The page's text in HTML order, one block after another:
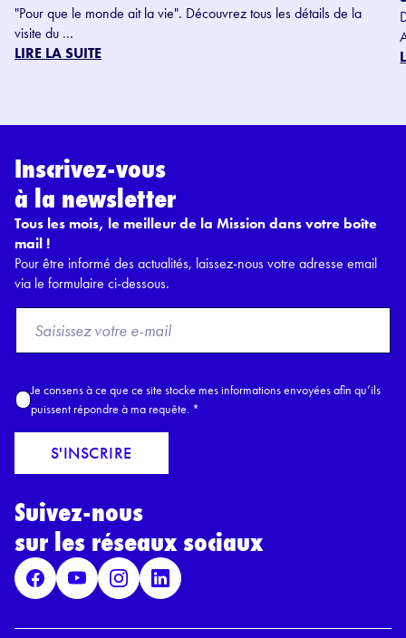
"Pour que le monde ait la vie". Découvrez tous les détails de la
visite du ...
LIRE LA SUITE
Inscrivez-vous
à la newsletter
Tous les mois, le meilleur de la Mission dans votre boîte
mail !
Pour être informé des actualités, laissez-nous votre adresse email
via le formulaire ci-dessous.
o
E
m
a
l
A
c
c
R
P
D
*
Je consens à ce que ce site stocke mes informations envoyées afin qu’ils
puissent répondre à ma requête. *
S'INSCRIRE
Suivez-nous
sur les réseaux sociaux